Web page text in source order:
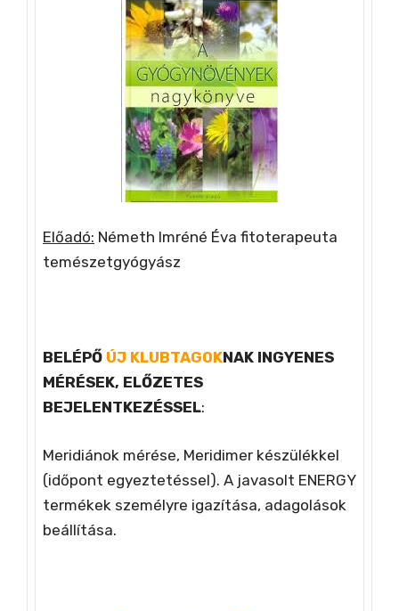
Előadó: Németh Imréné Éva fitoterapeuta
temészetgyógyász
BELÉPŐ ÚJ KLUBTAGOKNAK INGYENES
MÉRÉSEK, ELŐZETES
BEJELENTKEZÉSSEL:
Meridiánok mérése, Meridimer készülékkel
(időpont egyeztetéssel). A javasolt ENERGY
termékek személyre igazítása, adagolások
beállítása.